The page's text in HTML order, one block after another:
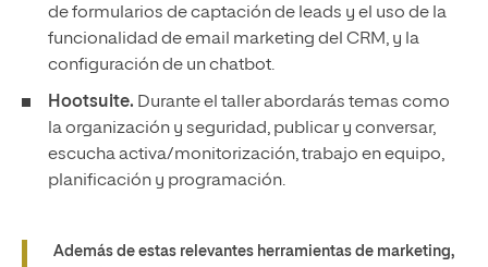
de formularios de captación de leads y el uso de la
funcionalidad de email marketing del CRM, y la
configuración de un chatbot.
Hootsuite. Durante el taller abordarás temas como
la organización y seguridad, publicar y conversar,
escucha activa/monitorización, trabajo en equipo,
planificación y programación.
Además de estas relevantes herramientas de marketing,